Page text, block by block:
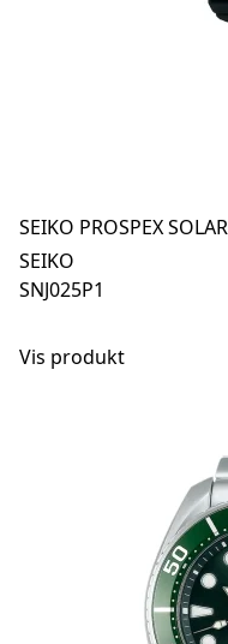
SEIKO PROSPEX
SEIKO
SNJ025P1
Vis produkt